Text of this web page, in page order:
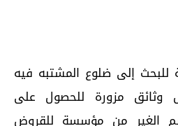
للبحث إلى ضلوع المشتبه فيه
وثائق مزورة للحصول على
الغير من مؤسسة للقروض